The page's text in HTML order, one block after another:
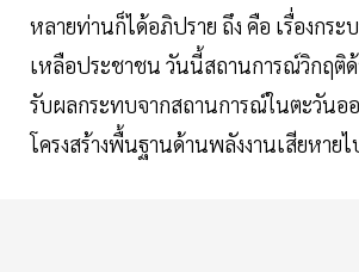
หลายท่านก็ได้อภิปราย ถึง คือ เรื่องกระ
เหลือประชาชน วันนี้สถานการณ์วิกฤติ
รับผลกระทบจากสถานการณ์ในตะวันอ
โครงสร้างพื้นฐานด้านพลังงานเสียหาย